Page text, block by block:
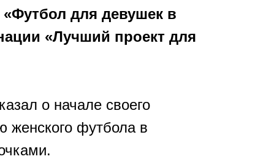
«Футбол для девушек в
«Лучший проект для
о начале своего
женского футбола в